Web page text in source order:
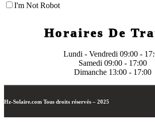
I'm Not Robot
Horaires De
Lundi - Vendredi 09:00 -
Samedi 09:00 - 17:00
Dimanche 13:00 - 17:00
Hz-Solaire.com Tous droits réservés – 2025